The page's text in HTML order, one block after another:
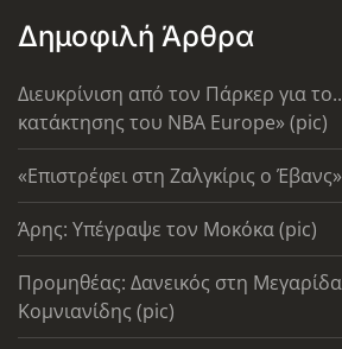
Δημοφιλή Άρθρα
Διευκρίνιση από τον Πάρκερ για
κατάκτησης του ΝΒΑ Europe» (pic)
«Επιστρέφει στη Ζαλγκίρις ο
Άρης: Υπέγραψε τον Μοκόκα (pic)
Προμηθέας: Δανεικός στη
Κομνιανίδης (pic)